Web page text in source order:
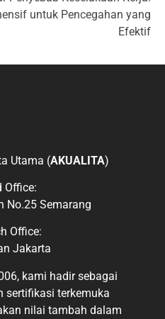
untuk Pencegahan yang
Efektif
Utama (AKUALITA)
Office:
No.25 Semarang
Office:
Jakarta
kami hadir sebagai
sertifikasi terkemuka
nilai tambah dalam